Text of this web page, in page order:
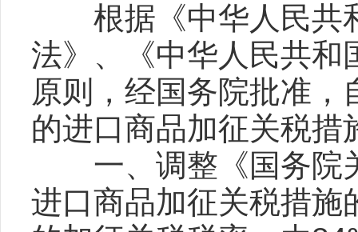
根据《中华人民共
法》、《中华人民共和
原则，经国务院批准
的进口商品加征关税
一、调整《国务院关
进口商品加征关税措施